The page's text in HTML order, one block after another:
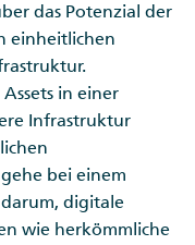
das Potenzial der
einheitlichen
in einer
Infrastruktur
bei einem
digitale
wie herkömm­liche